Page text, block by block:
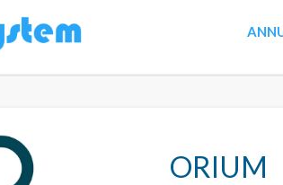
ORIUM